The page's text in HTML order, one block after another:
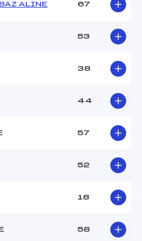
ALINE 67
53
38
44
57
52
18
58